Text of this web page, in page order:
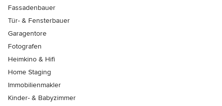
Fassadenbauer
Tür- & Fensterbauer
Garagentore
Fotografen
Heimkino & Hifi
Home Staging
Immobilienmakler
Kinder- & Babyzimmer